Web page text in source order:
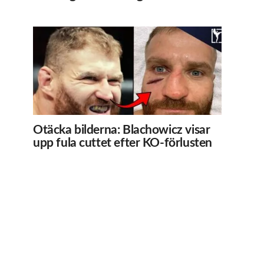
Otäcka bilderna: Blachowicz visar
upp fula cuttet efter KO-förlusten